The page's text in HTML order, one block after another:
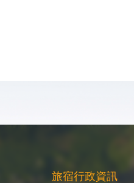
旅宿行政資訊